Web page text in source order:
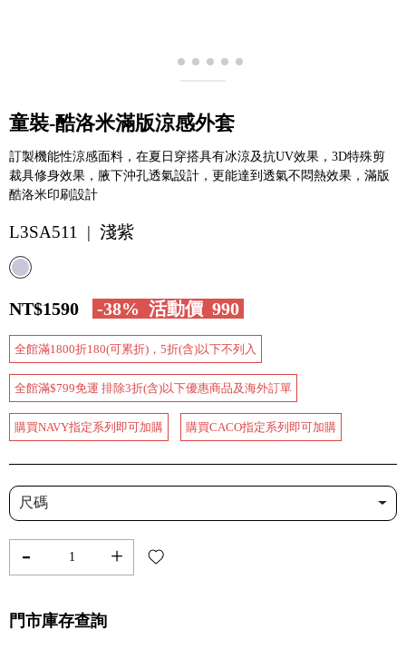
童裝-酷洛米滿版涼感外套
訂製機能性涼感面料，在夏日穿搭具有冰涼及抗UV效果，3D特殊剪
裁具修身效果，腋下沖孔透氣設計，更能達到透氣不悶熱效果，滿版
酷洛米印刷設計
L3SA511 | 淺紫
NT$1590 -38% 活動價 990
全館滿1800折180(可累折)，5折(含)以下不列入
全館滿$799免運 排除3折(含)以下優惠商品及海外訂單
購買NAVY指定系列即可加購 購買CACO指定系列即可加購
尺碼
- +
門市庫存查詢